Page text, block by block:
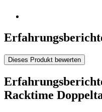
Dieses Produkt bewerten
Racktime